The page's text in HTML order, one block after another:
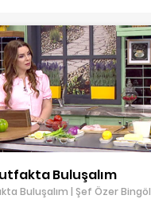
Buluşalım
Buluşalım | Şef Özer Bingöl